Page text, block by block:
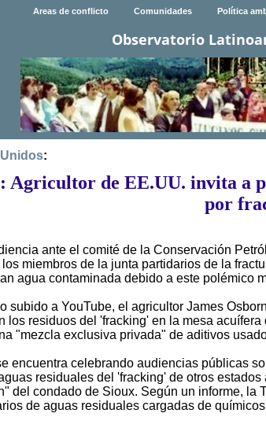
Areas de conflicto Comunidades Política
Observatorio
:
Agricultor de EE.UU. invita a
por
ante el comité de la Conservación
miembros de la junta partidarios de la
agua contaminada debido a este polémico
subido a YouTube, el agricultor James
los residuos del 'fracking' en la mesa
"mezcla exclusiva privada" de aditivos
encuentra celebrando audiencias públicas
residuales del 'fracking' de otros
del condado de Sioux. Según un informe, la
de aguas residuales cargadas de